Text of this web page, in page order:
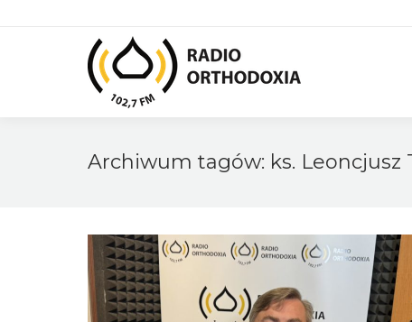
Archiwum tagów: ks. Leoncjusz